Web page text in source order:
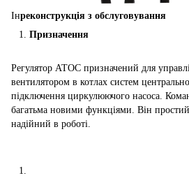
Інреконструкція з обслуговування
Призначення
Регулятор АТОС призначений для
вентилятором в котлах систем
підключення циркулюючого насоса.
багатьма новими функціями. Він простий
надійний в роботі.